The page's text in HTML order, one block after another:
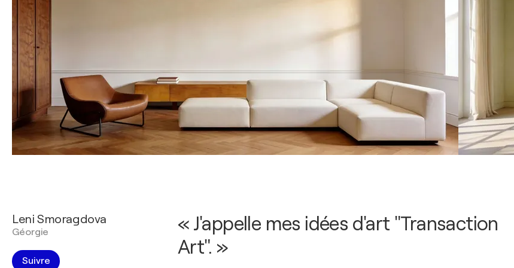
Leni Smoragdova
Géorgie
Suivre
« J'appelle mes idées d'art "Transaction
Art". »